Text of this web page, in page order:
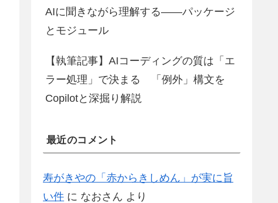
AIに聞きながら理解する――パッケージ
とモジュール
【執筆記事】AIコーディングの質は「エ
ラー処理」で決まる 「例外」構文を
Copilotと深掘り解説
最近のコメント
寿がきやの「赤からきしめん」が実に旨
い件 に なおさん より